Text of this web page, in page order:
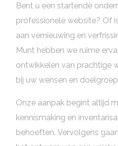
Bent u een startende
professionele website? Of
aan vernieuwing en
Munt hebben we ruime
ontwikkelen van prachtige
bij uw wensen en
Onze aanpak begint altijd
kennismaking en
behoeften. Vervolgens